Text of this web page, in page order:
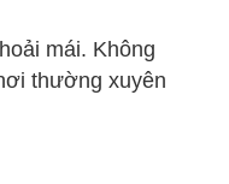
mái. Không
thường xuyên